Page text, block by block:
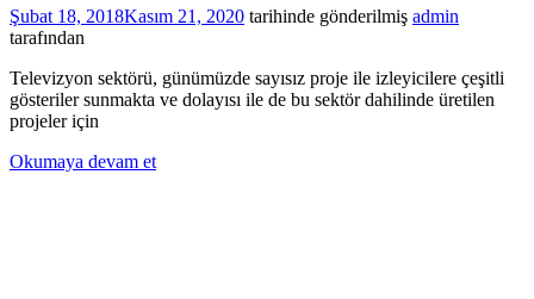
Şubat 18, 2018Kasım 21, 2020 tarihinde gönderilmiş admin
tarafından
Televizyon sektörü, günümüzde sayısız proje ile izleyicilere çeşitli
gösteriler sunmakta ve dolayısı ile de bu sektör dahilinde üretilen
projeler için
Okumaya devam et